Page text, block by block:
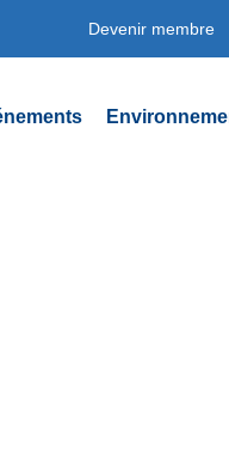
Devenir membre